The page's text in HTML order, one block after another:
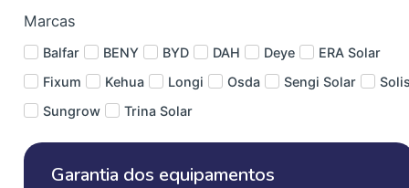
Marcas
Balfar BENY BYD DAH Deye
ERA Solar
Fixum
Kehua Longi Osda Sengi Solar
Sungrow
Trina Solar
Garantia dos equipamentos